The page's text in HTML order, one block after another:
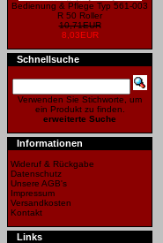
Bedienung & Pflege Typ 561-003
R 50 Roller
10,71EUR
8,03EUR
Schnellsuche
Verwenden Sie Stichworte, um
ein Produkt zu finden.
erweiterte Suche
Informationen
Wideruf & Rückgabe
Datenschutz
Unsere AGB's
Impressum
Versandkosten
Kontakt
Links